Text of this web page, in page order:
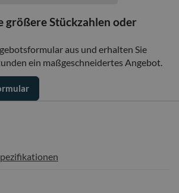
größere Stückzahlen oder
aus und erhalten Sie
ein maßgeschneidertes Angebot.